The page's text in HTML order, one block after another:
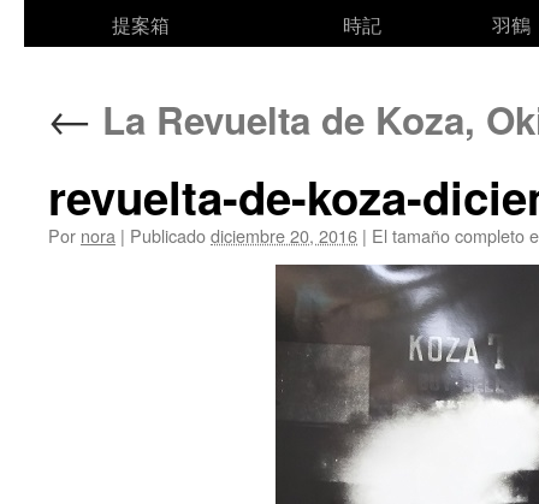
提案箱
時記
羽鶴
← La Revuelta de Koza,
revuelta-de-koza-
Por nora | Publicadodiciembre 20, 2016 | El tamaño completo